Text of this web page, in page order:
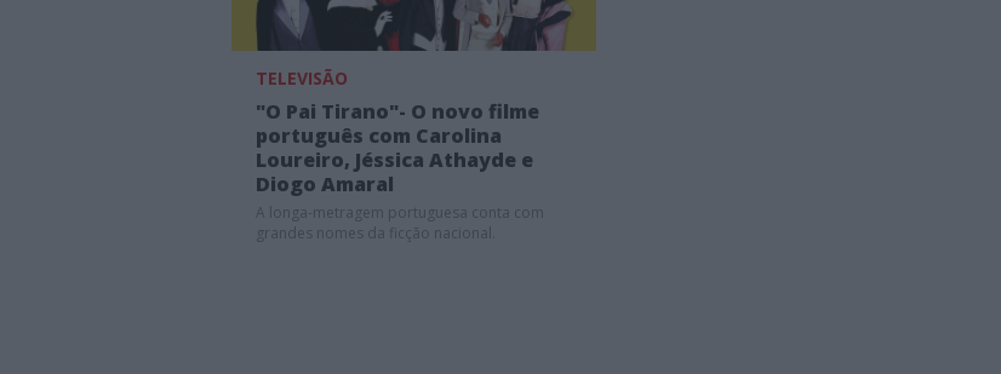
TELEVISÃO
"O Pai Tirano"- O novo filme
português com Carolina
Loureiro, Jéssica Athayde e
Diogo Amaral
A longa-metragem portuguesa conta com
grandes nomes da ficção nacional.